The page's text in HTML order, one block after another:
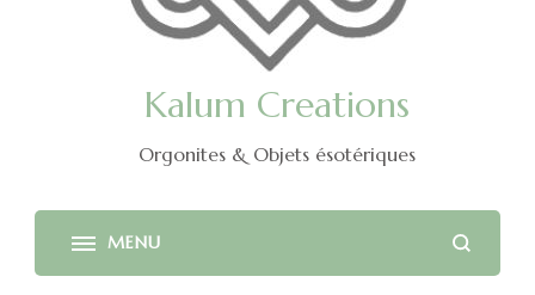
Kalum Creations
Orgonites & Objets ésotériques